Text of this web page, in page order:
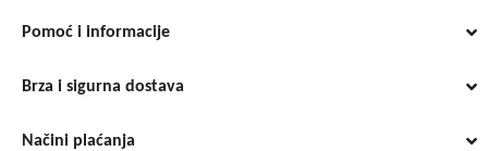
Pomoć i informacije
Brza i sigurna dostava
Načini plaćanja